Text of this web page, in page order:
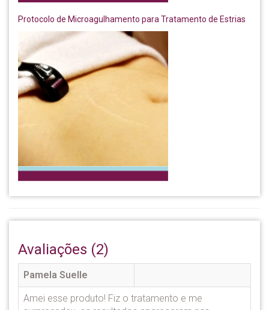
Protocolo de Microagulhamento para Tratamento de Estrias
Avaliações (2)
Pamela Suelle
Amei esse produto! Fiz o tratamento e me